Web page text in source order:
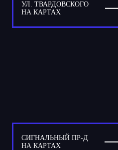
УЛ. ТВАРДОВСКОГО
НА КАРТАХ
СИГНАЛЬНЫЙ ПР-Д
НА КАРТАХ